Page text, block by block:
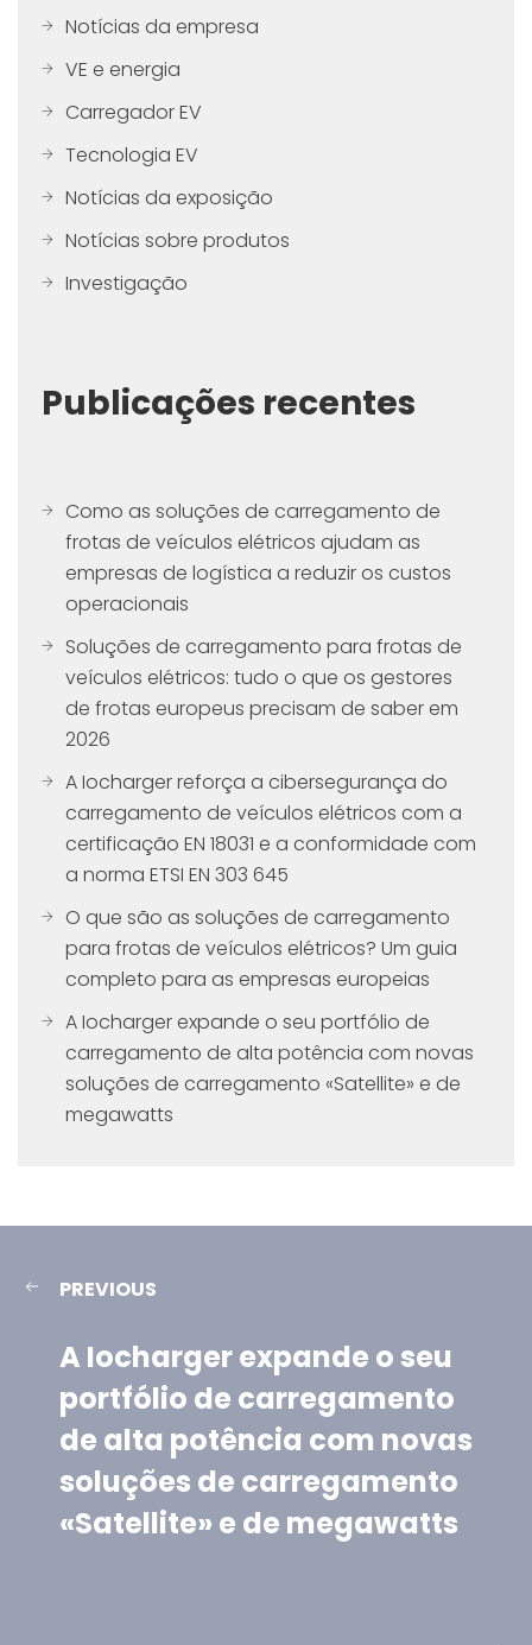
Notícias da empresa
VE e energia
Carregador EV
Tecnologia EV
Notícias da exposição
Notícias sobre produtos
Investigação
Publicações recentes
Como as soluções de carregamento de
frotas de veículos elétricos ajudam as
empresas de logística a reduzir os custos
operacionais
Soluções de carregamento para frotas de
veículos elétricos: tudo o que os gestores
de frotas europeus precisam de saber em
2026
A Iocharger reforça a cibersegurança do
carregamento de veículos elétricos com a
certificação EN 18031 e a conformidade com
a norma ETSI EN 303 645
O que são as soluções de carregamento
para frotas de veículos elétricos? Um guia
completo para as empresas europeias
A Iocharger expande o seu portfólio de
carregamento de alta potência com novas
soluções de carregamento «Satellite» e de
megawatts
PREVIOUS
A Iocharger expande o seu
portfólio de carregamento
de alta potência com novas
soluções de carregamento
«Satellite» e de megawatts